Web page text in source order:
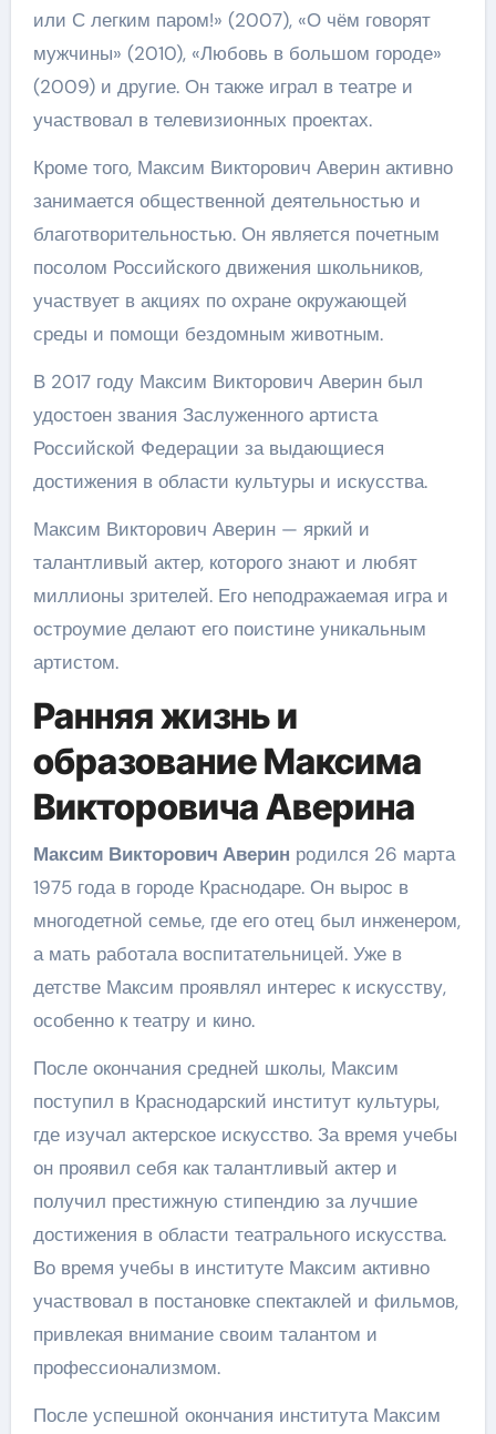
или С легким паром!» (2007), «О чём говорят
мужчины» (2010), «Любовь в большом городе»
(2009) и другие. Он также играл в театре и
участвовал в телевизионных проектах.
Кроме того, Максим Викторович Аверин активно
занимается общественной деятельностью и
благотворительностью. Он является почетным
посолом Российского движения школьников,
участвует в акциях по охране окружающей
среды и помощи бездомным животным.
В 2017 году Максим Викторович Аверин был
удостоен звания Заслуженного артиста
Российской Федерации за выдающиеся
достижения в области культуры и искусства.
Максим Викторович Аверин — яркий и
талантливый актер, которого знают и любят
миллионы зрителей. Его неподражаемая игра и
остроумие делают его поистине уникальным
артистом.
Ранняя жизнь и
образование Максима
Викторовича Аверина
Максим Викторович Аверин родился 26 марта
1975 года в городе Краснодаре. Он вырос в
многодетной семье, где его отец был инженером,
а мать работала воспитательницей. Уже в
детстве Максим проявлял интерес к искусству,
особенно к театру и кино.
После окончания средней школы, Максим
поступил в Краснодарский институт культуры,
где изучал актерское искусство. За время учебы
он проявил себя как талантливый актер и
получил престижную стипендию за лучшие
достижения в области театрального искусства.
Во время учебы в институте Максим активно
участвовал в постановке спектаклей и фильмов,
привлекая внимание своим талантом и
профессионализмом.
После успешной окончания института Максим